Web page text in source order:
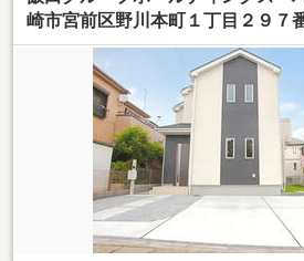
崎市宮前区野川本町１丁目２９７